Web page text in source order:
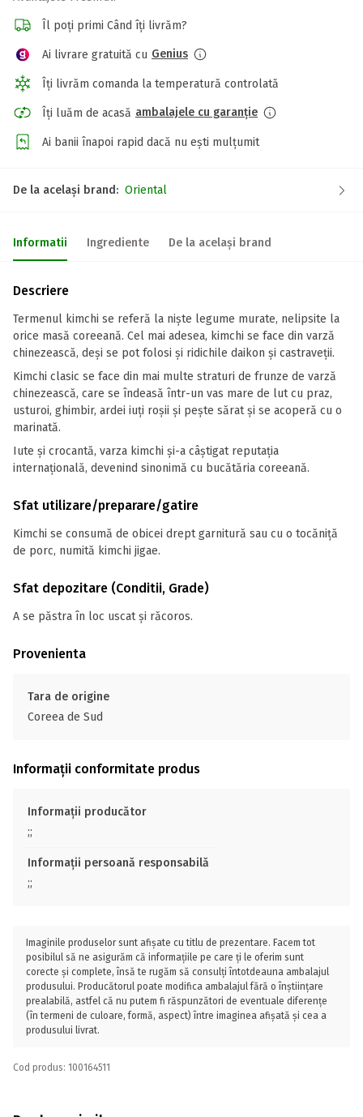
Îl poți primi Când îți livrăm?
Ai livrare gratuită cu Genius
Îți livrăm comanda la temperatură controlată
Îți luăm de acasă ambalajele cu garanție
Ai banii înapoi rapid dacă nu ești mulțumit
De la același brand: Oriental
Informatii Ingrediente De la același brand
Descriere
Termenul kimchi se referă la nişte legume murate, nelipsite la
orice masă coreeană. Cel mai adesea, kimchi se face din varză
chinezească, deşi se pot folosi şi ridichile daikon şi castraveţii.
Kimchi clasic se face din mai multe straturi de frunze de varză
chinezească, care se îndeasă într-un vas mare de lut cu praz,
usturoi, ghimbir, ardei iuţi roşii şi peşte sărat şi se acoperă cu o
marinată.
Iute şi crocantă, varza kimchi şi-a câştigat reputaţia
internaţională, devenind sinonimă cu bucătăria coreeană.
Sfat utilizare/preparare/gatire
Kimchi se consumă de obicei drept garnitură sau cu o tocăniţă
de porc, numită kimchi jigae.
Sfat depozitare (Conditii, Grade)
A se păstra în loc uscat și răcoros.
Provenienta
Tara de origine
Coreea de Sud
Informații conformitate produs
Informații producător
;;
Informații persoană responsabilă
;;
Imaginile produselor sunt afișate cu titlu de prezentare. Facem tot
posibilul să ne asigurăm că informațiile pe care ți le oferim sunt
corecte și complete, însă te rugăm să consulți întotdeauna ambalajul
produsului. Producătorul poate modifica ambalajul fără o înștiințare
prealabilă, astfel că nu putem fi răspunzători de eventuale diferențe
(în termeni de culoare, formă, aspect) între imaginea afișată și cea a
produsului livrat.
Cod produs: 100164511